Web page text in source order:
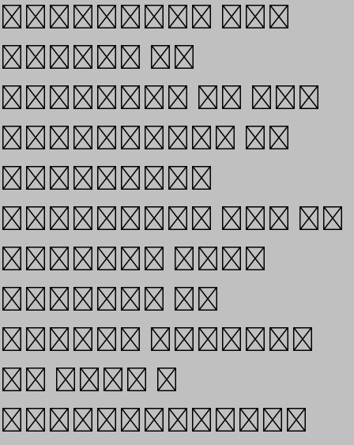
typefaces and
fonts. In
addition to the
experience of
designing
typefaces and to
partner with
clients to
create brands,
we have a
multicultural